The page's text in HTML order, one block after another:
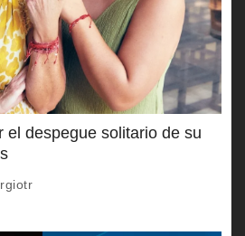
el despegue solitario de su